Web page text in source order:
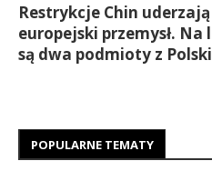
Restrykcje Chin
europejski przemysł. Na
są dwa podmioty z Polski
POPULARNE TEMATY